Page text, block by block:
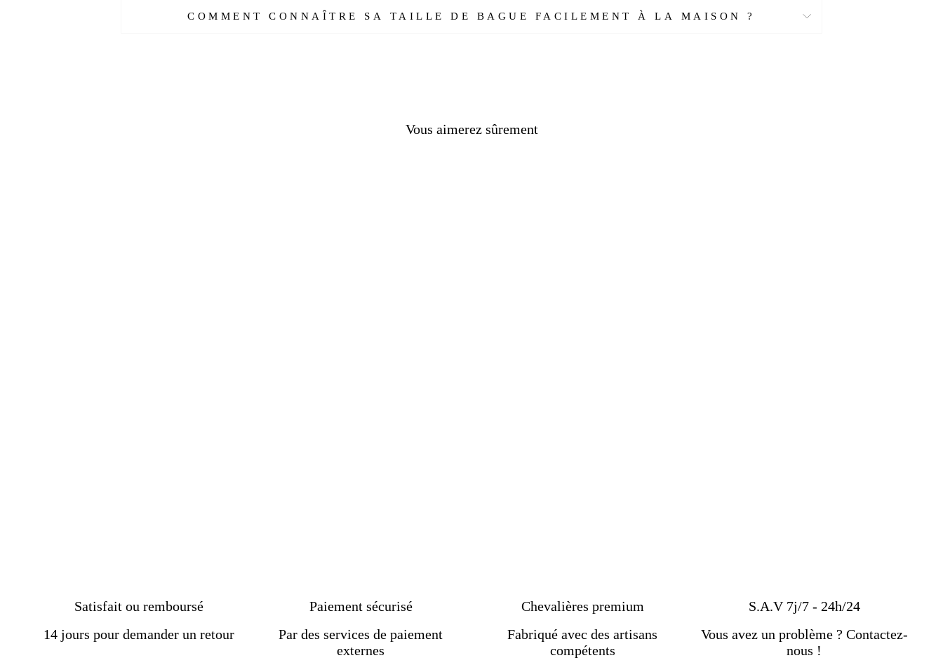
52-70 mm
COMMENT CONNAÎTRE SA TAILLE DE BAGUE FACILEMENT À LA MAISON ?
Vous aimerez sûrement
Satisfait ou remboursé
14 jours pour demander un retour
Paiement sécurisé
Par des services de paiement
externes
Chevalières premium
Fabriqué avec des artisans
compétents
S.A.V 7j/7 - 24h/24
Vous avez un problème ? Contactez-
nous !